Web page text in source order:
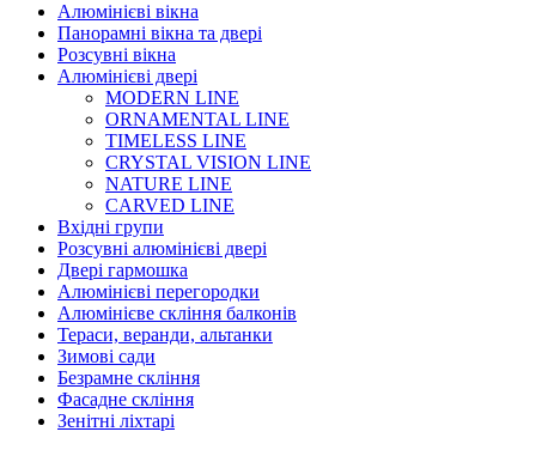
Алюмінієві вікна
Панорамні вікна та двері
Розсувні вікна
Алюмінієві двері
MODERN LINE
ORNAMENTAL LINE
TIMELESS LINE
CRYSTAL VISION LINE
NATURE LINE
CARVED LINE
Вхідні групи
Розсувні алюмінієві двері
Двері гармошка
Алюмінієві перегородки
Алюмінієве скління балконів
Тераси, веранди, альтанки
Зимові сади
Безрамне скління
Фасадне скління
Зенітні ліхтарі